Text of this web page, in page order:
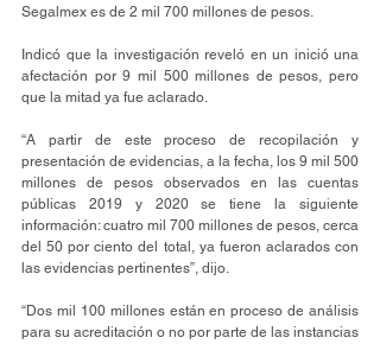
Segalmex es de 2 mil 700 millones de pesos.
Indicó que la investigación reveló en un inició una
afectación por 9 mil 500 millones de pesos, pero
que la mitad ya fue aclarado.
“A partir de este proceso de recopilación y
presentación de evidencias, a la fecha, los 9 mil 500
millones de pesos observados en las cuentas
públicas 2019 y 2020 se tiene la siguiente
información: cuatro mil 700 millones de pesos, cerca
del 50 por ciento del total, ya fueron aclarados con
las evidencias pertinentes”, dijo.
“Dos mil 100 millones están en proceso de análisis
para su acreditación o no por parte de las instancias